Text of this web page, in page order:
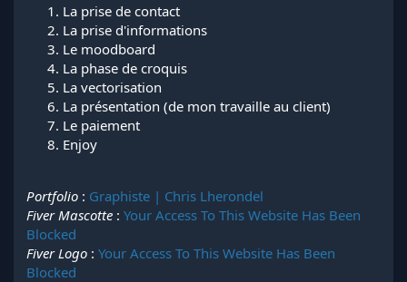
La prise de contact
La prise d'informations
Le moodboard
La phase de croquis
La vectorisation
La présentation (de mon travaille au client)
Le paiement
Enjoy
Portfolio : Graphiste | Chris Lherondel
Fiver Mascotte : Your Access To This Website Has Been
Blocked
Fiver Logo : Your Access To This Website Has Been
Blocked